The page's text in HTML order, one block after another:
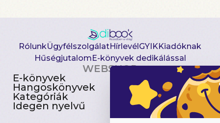
RólunkÜgyfélszolgálatHírlevélGYIKKiadóknak
HűségjutalomE-könyvek dedikálással
WEBSHOP
E-könyvek
Hangoskönyvek
Kategóriák
Idegen nyelvű
Csomagajánlatok
Akciósak
Előjegyezhetők
Újdonságok